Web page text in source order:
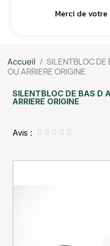
Merci de
Accueil
SILENTBLOC DE
OU ARRIERE ORIGINE
SILENTBLOC DE BAS D
ARRIERE ORIGINE
Avis :     